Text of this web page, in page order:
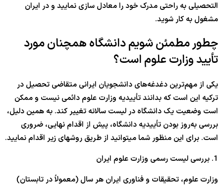
التحصیلی به راحتی مدرک خود را معادل سازی نمایید و در ایران
مشغول به کار شوید.
چطور مطمئن شویم دانشگاه همچنان مورد
تأیید وزارت علوم است؟
یکی از مهم‌ترین دغدغه‌های دانشجویان ایرانی متقاضی تحصیل در
ترکیه این است که بدانند تأییدیه وزارت علوم دائمی نیست و ممکن
است وضعیت یک دانشگاه در لیست سالانه تغییر کند. به همین دلیل،
بررسی به‌روز بودن تأییدیه دانشگاه، پیش از اقدام نهایی، ضروری
است. برای این منظور شما میتوانید از طریق روشهای زیر اقدام نمایید.
1. بررسی لیست رسمی وزارت علوم ایران
وزارت علوم، تحقیقات و فناوری ایران هر سال (معمولاً در تابستان)